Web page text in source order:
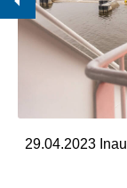
29.04.2023